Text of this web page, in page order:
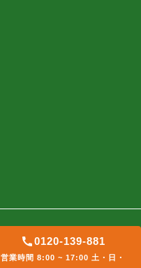
0120-139-881
営業時間 8:00 ~ 17:00 土・日・